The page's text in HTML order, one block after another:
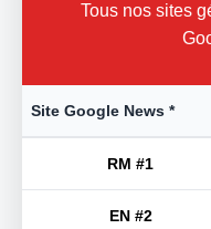
Tous nos sites
Site Google News *
RM #1
EN #2